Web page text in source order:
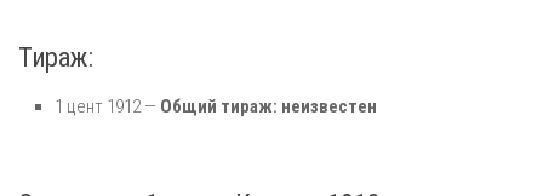
Тираж:
1 цент 1912 — Общий тираж: неизвестен